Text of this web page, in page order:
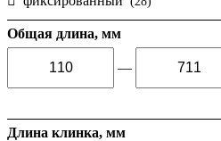
Общая длина, мм
—
Длина клинка, мм